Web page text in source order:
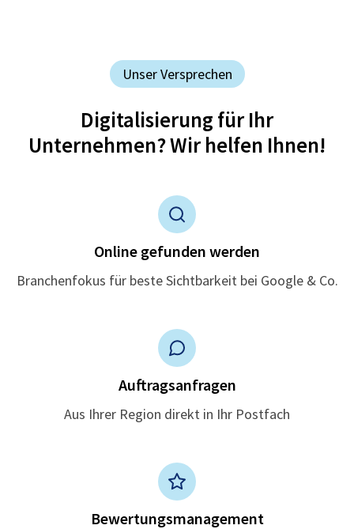
Unser Versprechen
Digitalisierung für Ihr
Unternehmen? Wir helfen Ihnen!
Online gefunden werden
Branchenfokus für beste Sichtbarkeit bei Google & Co.
Auftragsanfragen
Aus Ihrer Region direkt in Ihr Postfach
Bewertungsmanagement